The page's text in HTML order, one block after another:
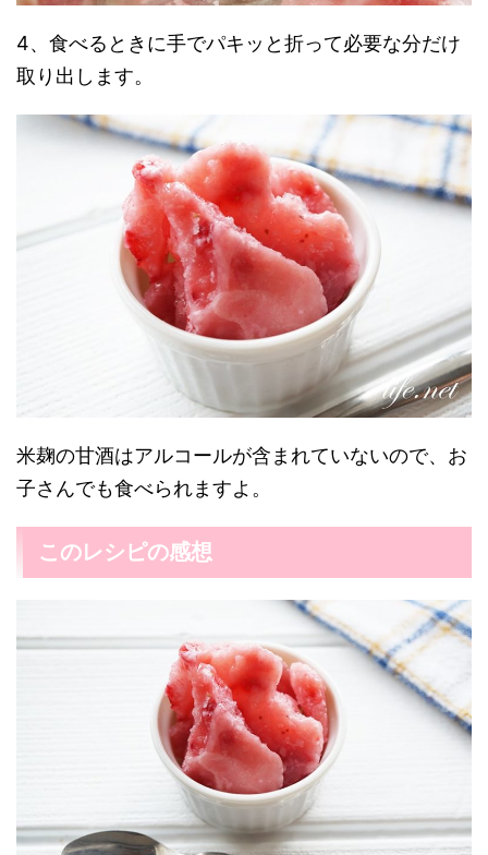
4、食べるときに手でパキッと折って必要な分だけ
取り出します。
米麹の甘酒はアルコールが含まれていないので、お
子さんでも食べられますよ。
このレシピの感想